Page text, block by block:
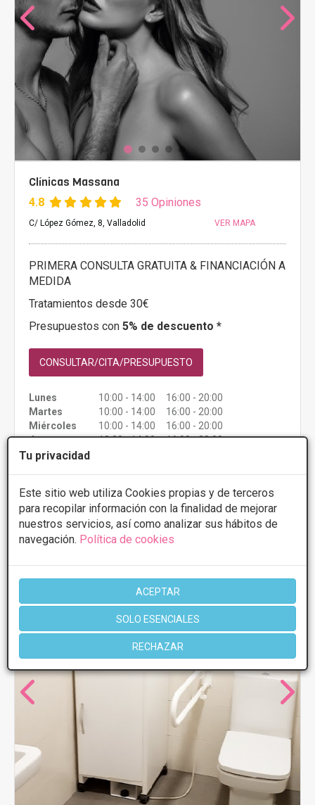
Tu privacidad
Este sitio web utiliza Cookies propias y de terceros
para recopilar información con la finalidad de mejorar
nuestros servicios, así como analizar sus hábitos de
navegación. Política de cookies
ACEPTAR
SOLO ESENCIALES
RECHAZAR
Clínicas Massana
4.8 35 Opiniones
C/ López Gómez, 8, Valladolid VER MAPA
PRIMERA CONSULTA GRATUITA & FINANCIACIÓN A
MEDIDA
Tratamientos desde 30€
Presupuestos con 5% de descuento *
CONSULTAR/CITA/PRESUPUESTO
Lunes
10:00 - 14:00 16:00 - 20:00
Martes
10:00 - 14:00 16:00 - 20:00
Miércoles
10:00 - 14:00 16:00 - 20:00
Jueves
10:00 - 14:00 16:00 - 20:00
Viernes
Más información